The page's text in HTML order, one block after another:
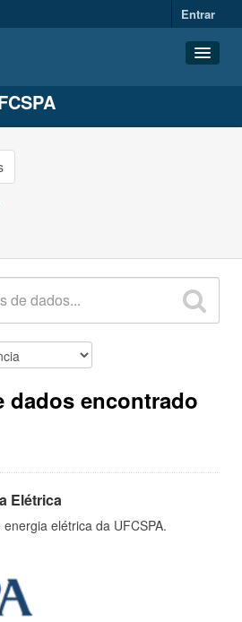
Entrar
dados encontrado
Elétrica
elétrica da UFCSPA.